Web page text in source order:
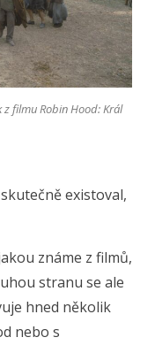
z filmu Robin Hood: Král
existoval,
známe z filmů,
stranu se ale
hned několik
nebo s